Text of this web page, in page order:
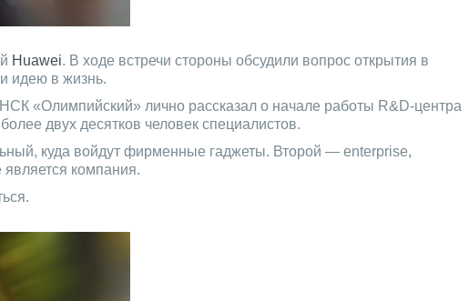
Huawei. В ходе встречи стороны обсудили вопрос открытия в
идею в жизнь.
«Олимпийский» лично рассказал о начале работы R&D-центра
двух десятков человек специалистов.
куда войдут фирменные гаджеты. Второй — enterprise,
компания.